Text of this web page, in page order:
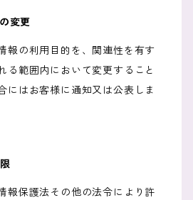
変更
報の利用目的を、関連性を有す
る範囲内において変更すること
にはお客様に通知又は公表しま
報保護法その他の法令により許